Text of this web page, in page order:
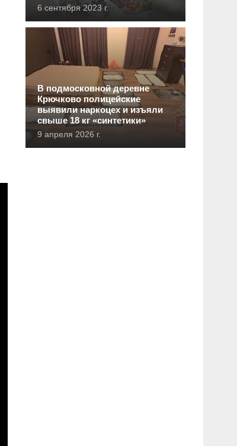
6 сентября 2023 г.
В подмосковной деревне
Крючково полицейские
выявили наркоцех и изъяли
свыше 18 кг «синтетики»
9 апреля 2026 г.